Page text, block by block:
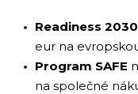
Readiness 2030
eur na
Program SAFE
na společné